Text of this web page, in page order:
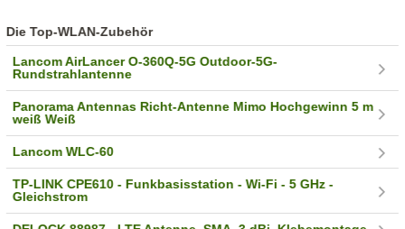
Die Top-WLAN-Zubehör
Lancom AirLancer O-360Q-5G Outdoor-5G-
Rundstrahlantenne
Panorama Antennas Richt-Antenne Mimo Hochgewinn 5 m
weiß Weiß
Lancom WLC-60
TP-LINK CPE610 - Funkbasisstation - Wi-Fi - 5 GHz -
Gleichstrom